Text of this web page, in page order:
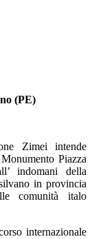
(PE)
Zimei intende
Piazza
indomani della
in provincia
comunità italo
internazionale